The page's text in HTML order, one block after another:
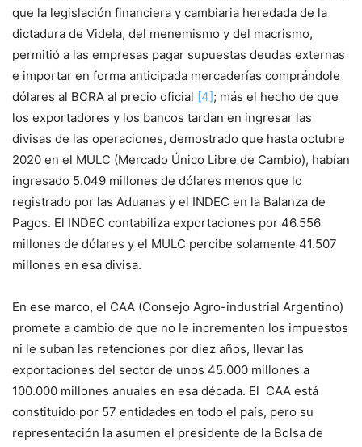
que la legislación financiera y cambiaria heredada de la
dictadura de Videla, del menemismo y del macrismo,
permitió a las empresas pagar supuestas deudas externas
e importar en forma anticipada mercaderías comprándole
dólares al BCRA al precio oficial [4]; más el hecho de que
los exportadores y los bancos tardan en ingresar las
divisas de las operaciones, demostrado que hasta octubre
2020 en el MULC (Mercado Único Libre de Cambio), habían
ingresado 5.049 millones de dólares menos que lo
registrado por las Aduanas y el INDEC en la Balanza de
Pagos. El INDEC contabiliza exportaciones por 46.556
millones de dólares y el MULC percibe solamente 41.507
millones en esa divisa.
En ese marco, el CAA (Consejo Agro-industrial Argentino)
promete a cambio de que no le incrementen los impuestos
ni le suban las retenciones por diez años, llevar las
exportaciones del sector de unos 45.000 millones a
100.000 millones anuales en esa década. El CAA está
constituido por 57 entidades en todo el país, pero su
representación la asumen el presidente de la Bolsa de